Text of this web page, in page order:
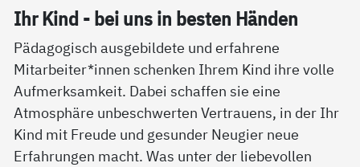
Ihr Kind - bei uns in bes­ten Hän­den
Pädagogisch ausgebildete und erfahrene
Mitarbeiter*innen schenken Ihrem Kind ihre volle
Aufmerksamkeit. Dabei schaffen sie eine
Atmosphäre unbeschwerten Vertrauens, in der Ihr
Kind mit Freude und gesunder Neugier neue
Erfahrungen macht. Was unter der liebevollen